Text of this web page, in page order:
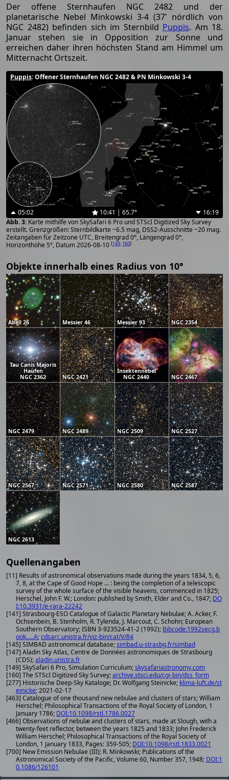
Der offene Sternhaufen NGC 2482 und der
planetarische Nebel Minkowski 3-4 (37' nördlich von
NGC 2482) befinden sich im Sternbild Puppis. Am 18.
Januar stehen sie in Opposition zur Sonne und
erreichen daher ihren höchsten Stand am Himmel um
Mitternacht Ortszeit.
Puppis: Offener Sternhaufen NGC 2482 & PN Minkowski 3-4
05:02 10:41 | 65.7°
16:19
Karte mithilfe von SkySafari 6 Pro und STScI Digitized Sky Survey
erstellt. Grenzgrößen: Sternbildkarte ~6.5 mag, DSS2-Ausschnitte ~20 mag.
Zeitangaben für Zeitzone UTC, Breitengrad 0°, Längengrad 0°,
Horizonthöhe 5°, Datum 2026-08-10 [149 160]
Objekte innerhalb eines Radius von 10°
Abell 26 Messier 46 Messier 93 NGC 2354
Tau Canis Majoris
Haufen
NGC 2362
NGC 2421
Insektennebel
NGC 2440
NGC 2467
NGC 2479 NGC 2489 NGC 2509 NGC 2527
NGC 2567 NGC 2571 NGC 2580 NGC 2587
NGC 2613
Quellenangaben
[11] Results of astronomical observations made during the years 1834, 5, 6,
7, 8, at the Cape of Good Hope ... : being the completion of a telescopic
survey of the whole surface of the visible heavens, commenced in 1825;
Herschel, John F. W.; London: published by Smith, Elder and Co., 1847; DO
I:10.3931/e-rara-22242
[141] Strasbourg-ESO Catalogue of Galactic Planetary Nebulae; A. Acker, F.
Ochsenbein, B. Stenholm, R. Tylenda, J. Marcout, C. Schohn; European
Southern Observatory; ISBN 3-923524-41-2 (1992); Bibcode:1992secg.b
ook.....A;cdsarc.unistra.fr/viz-bin/cat/V/84
[145] SIMBAD astronomical database;simbad.u-strasbg.fr/simbad
[147] Aladin Sky Atlas, Centre de Données astronomiques de Strasbourg
(CDS);aladin.unistra.fr
[149] SkySafari 6 Pro, Simulation Curriculum;skysafariastronomy.com
[160] The STScI Digitized Sky Survey;archive.stsci.edu/cgi-bin/dss_form
[277] Historische Deep-Sky Kataloge; Dr. Wolfgang Steinicke; klima-luft.de/st
einicke; 2021-02-17
[463] Catalogue of one thousand new nebulae and clusters of stars; William
Herschel; Philosophical Transactions of the Royal Society of London, 1
January 1786; DOI:10.1098/rstl.1786.0027
[466] Observations of nebulæ and clusters of stars, made at Slough, with a
twenty-feet reflector, between the years 1825 and 1833; John Frederick
William Herschel; Philosophical Transactions of the Royal Society of
London, 1 January 1833, Pages: 359-505; DOI:10.1098/rstl.1833.0021
[700] New Emission Nebulae (III); R. Minkowski; Publications of the
Astronomical Society of the Pacific, Volume 60, Number 357, 1948; DOI:1
0.1086/126101